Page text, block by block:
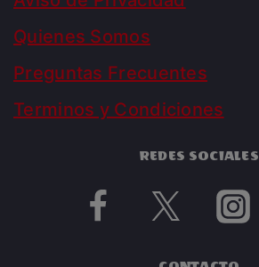
Quienes Somos
Preguntas Frecuentes
Terminos y Condiciones
REDES SOCIALES